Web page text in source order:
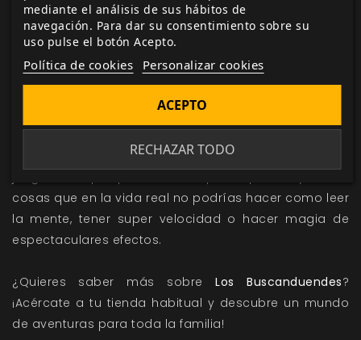
Cada partida será diferente a la anterior, teniendo un
sinfín de finales alternativos. Además, cada personaje
de la historia estará controlado por un jugador. Los
jugadores interpretan el papel de unos personajes,
asumiendo diferentes personalidades y tomando las
decisiones que los personajes tomarían. Da igual si
son descabelladas o no, lo divertido de este tipo de
cosas que en la vida real no podrías hacer como leer
la mente, tener super velocidad o hacer magia de
espectaculares efectos.
¿Quieres saber más sobreLos Buscanduendes?
¡Acércate a tu tienda habitual y descubre un mundo
de aventuras para toda la familia!
mediante el análisis de sus hábitos de
navegación. Para dar su consentimiento sobre su
uso pulse el botón Acepto.
Política de cookies Personalizar cookies
RECHAZAR TODO
ACEPTO